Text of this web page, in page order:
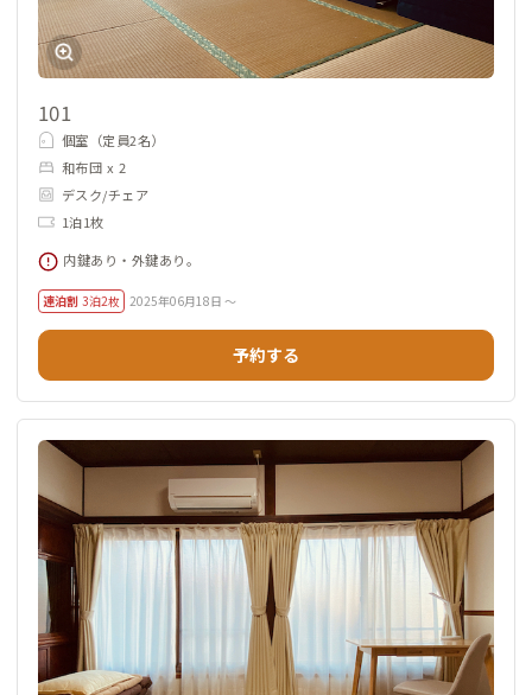
101
個室（定員2名）
和布団 x 2
デスク/チェア
1泊1枚
内鍵あり・外鍵あり。
連泊割 3泊2枚 2025年06月18日 ～
予約する